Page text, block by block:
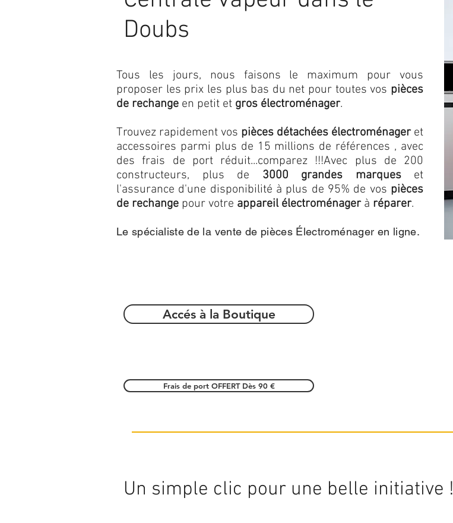
Doubs
Tous les jours, nous faisons le maximum pour vous
proposer les prix les plus bas du net pour toutes vos pièces
de rechange en petit et gros électroménager.
Trouvez rapidement vos pièces détachées électroménageret
accessoires parmi plus de 15 millions de références , avec
des frais de port réduit...comparez !!!Avec plus de 200
constructeurs, plus de 3000 grandes marqueset
l'assurance d'une disponibilité à plus de 95% de vos pièces
de rechange pour votre appareil électroménagerà réparer.
Le spécialiste de la vente de pièces Électroménager en ligne.
Accés à la Boutique
Frais de port OFFERT Dès 90 €
Un simple clic pour une belle initiative !